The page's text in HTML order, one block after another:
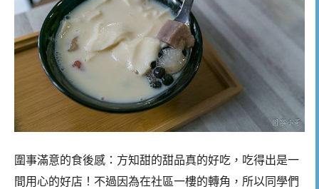
圍事滿意的食後感：方知甜的甜品真的好吃，吃得出是一
間用心的好店！不過因為在社區一樓的轉角，所以同學們